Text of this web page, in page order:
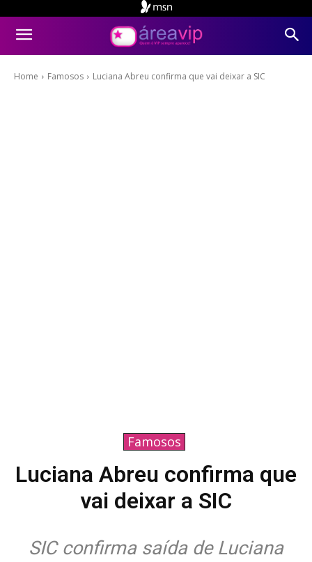
Home Famosos Luciana Abreu confirma que vai deixar a SIC
Famosos
Luciana Abreu confirma que
vai deixar a SIC
SIC confirma saída de Luciana